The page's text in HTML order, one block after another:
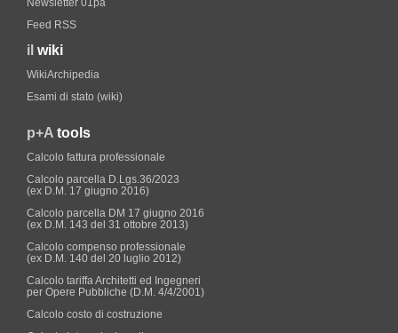
Feed RSS
il wiki
WikiArchipedia
Esami di stato (wiki)
p+A tools
Calcolo fattura professionale
Calcolo parcella D.Lgs.36/2023
(ex D.M. 17 giugno 2016)
Calcolo parcella DM 17 giugno 2016
(ex D.M. 143 del 31 ottobre 2013)
Calcolo compenso professionale
(ex D.M. 140 del 20 luglio 2012)
Calcolo tariffa Architetti ed Ingegneri
per Opere Pubbliche (D.M. 4/4/2001)
Calcolo costo di costruzione